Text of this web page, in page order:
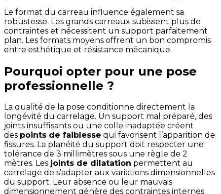
Le format du carreau influence également sa
robustesse. Les grands carreaux subissent plus de
contraintes et nécessitent un support parfaitement
plan. Les formats moyens offrent un bon compromis
entre esthétique et résistance mécanique.
Pourquoi opter pour une pose
professionnelle ?
La qualité de la pose conditionne directement la
longévité du carrelage. Un support mal préparé, des
joints insuffisants ou une colle inadaptée créent
des points de faiblesse qui favorisent l’apparition de
fissures. La planéité du support doit respecter une
tolérance de 3 millimètres sous une règle de 2
mètres. Les joints de dilatation permettent au
carrelage de s’adapter aux variations dimensionnelles
du support. Leur absence ou leur mauvais
dimensionnement génère des contraintes internes